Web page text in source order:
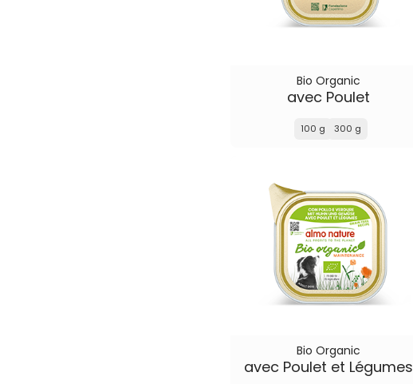
Bio Organic
avec Poulet
100 g 300 g
Bio Organic
avec Poulet et Légumes